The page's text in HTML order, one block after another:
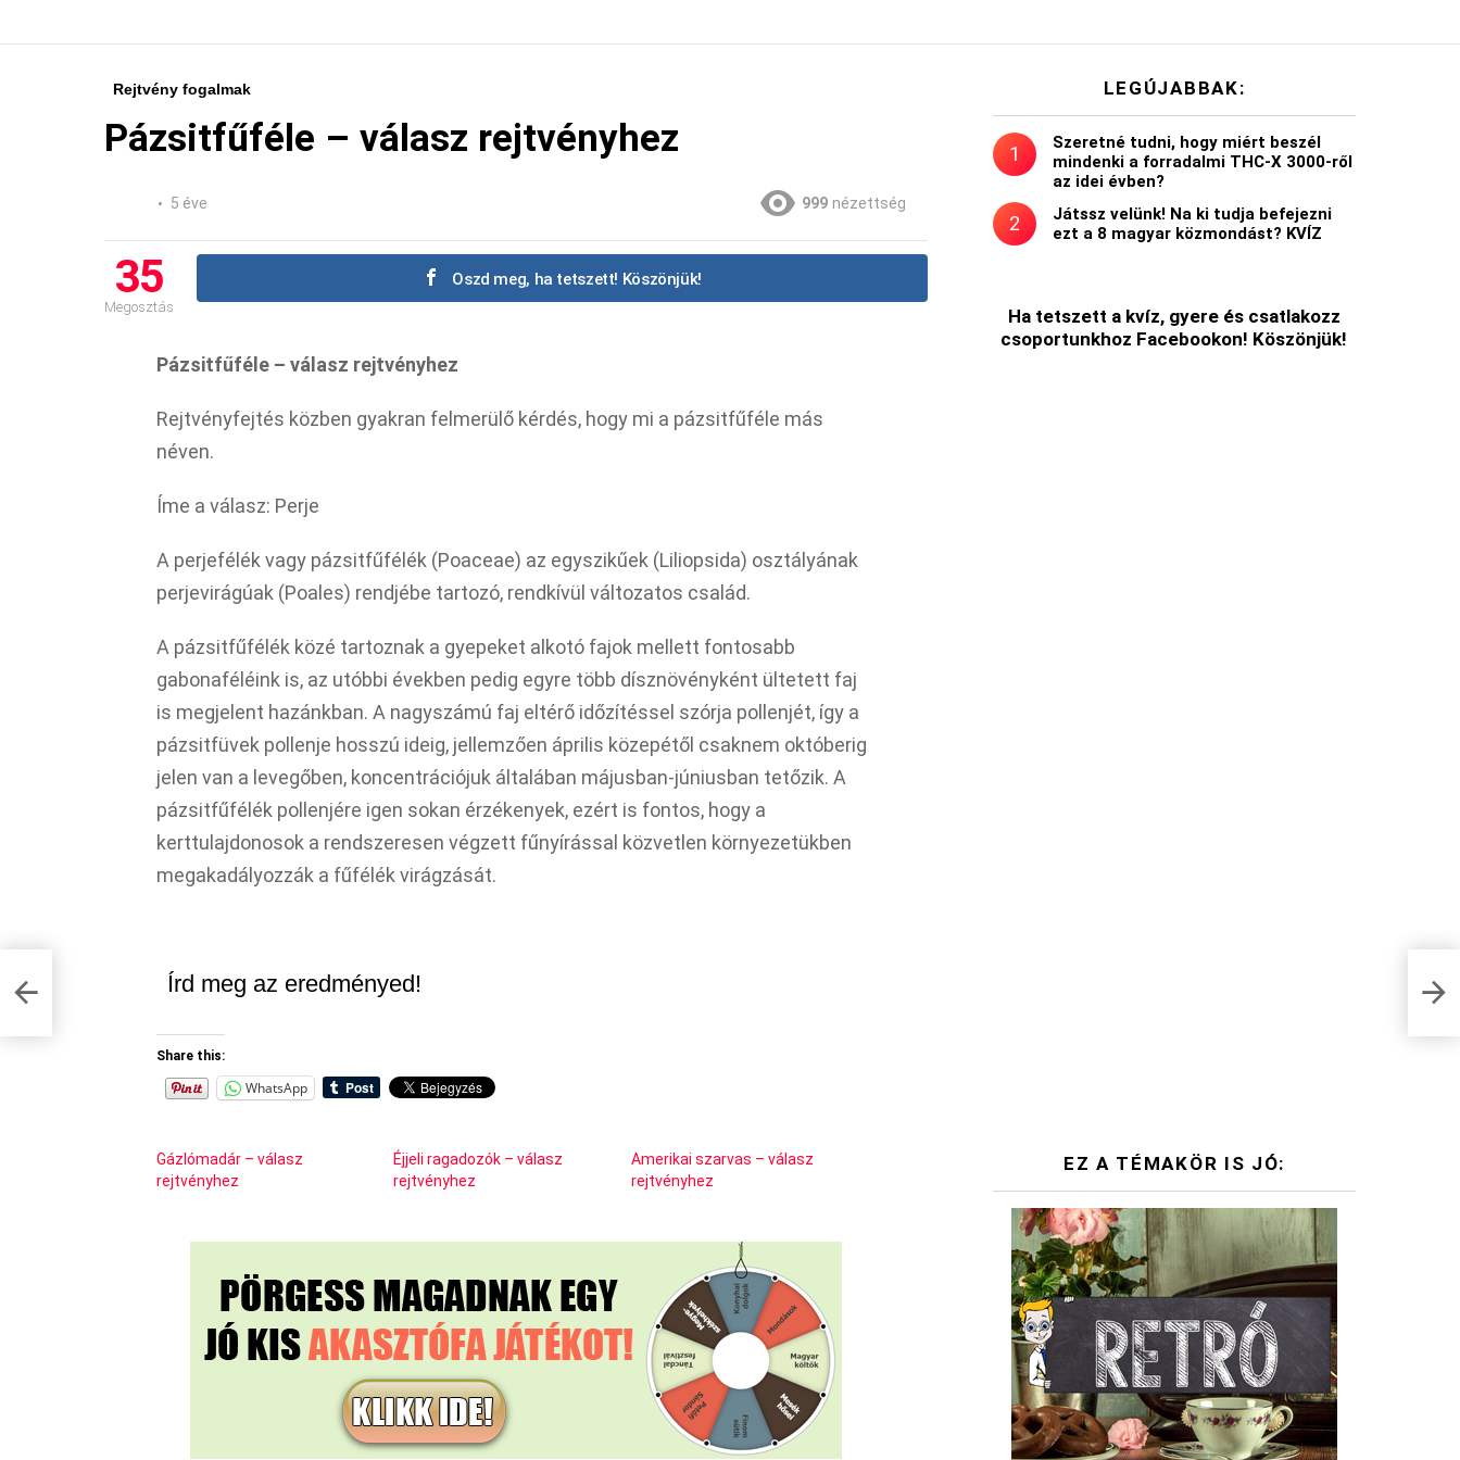
Rejtvény fogalmak
Pázsitfűféle – válasz rejtvényhez
5 éve 999 nézettség
35
Megosztás
Oszd meg, ha tetszett! Köszönjük!
Pázsitfűféle – válasz rejtvényhez
Rejtvényfejtés közben gyakran felmerülő kérdés, hogy mi a pázsitfűféle más
néven.
Íme a válasz: Perje
A perjefélék vagy pázsitfűfélék (Poaceae) az egyszikűek (Liliopsida) osztályának
perjevirágúak (Poales) rendjébe tartozó, rendkívül változatos család.
A pázsitfűfélék közé tartoznak a gyepeket alkotó fajok mellett fontosabb
gabonaféléink is, az utóbbi években pedig egyre több dísznövényként ültetett faj
is megjelent hazánkban. A nagyszámú faj eltérő időzítéssel szórja pollenjét, így a
pázsitfüvek pollenje hosszú ideig, jellemzően április közepétől csaknem októberig
jelen van a levegőben, koncentrációjuk általában májusban-júniusban tetőzik. A
pázsitfűfélék pollenjére igen sokan érzékenyek, ezért is fontos, hogy a
kerttulajdonosok a rendszeresen végzett fűnyírással közvetlen környezetükben
megakadályozzák a fűfélék virágzását.
Írd meg az eredményed!
Share this:
WhatsApp
Gázlómadár – válasz
rejtvényhez
Éjjeli ragadozók – válasz
rejtvényhez
Amerikai szarvas – válasz
rejtvényhez
LEGÚJABBAK:
Szeretné tudni, hogy miért beszél
mindenki a forradalmi THC-X 3000-ről
az idei évben?
Játssz velünk! Na ki tudja befejezni
ezt a 8 magyar közmondást? KVÍZ
Ha tetszett a kvíz, gyere és csatlakozz
csoportunkhoz Facebookon! Köszönjük!
EZ A TÉMAKÖR IS JÓ: